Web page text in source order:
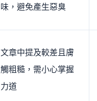
味，避免產生惡臭
文章中提及較差且膚
觸粗糙，需小心掌握
力道